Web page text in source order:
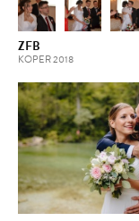
ZFB
KOPER2018